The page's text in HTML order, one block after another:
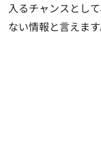
入るチャンスとし
ない情報と言えます